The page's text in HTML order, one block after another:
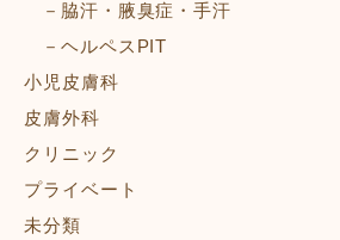
脇汗・腋臭症・手汗
ヘルペスPIT
小児皮膚科
皮膚外科
クリニック
プライベート
未分類